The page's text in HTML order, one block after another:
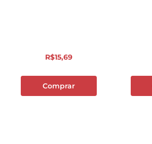
R$15,69
Comprar